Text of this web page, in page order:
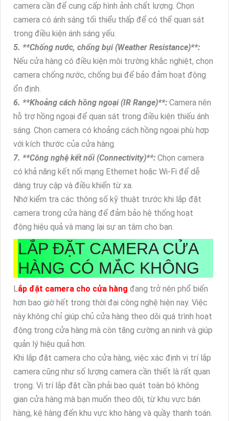
camera cần để cung cấp hình ảnh chất lượng. Chọn
camera có ánh sáng tối thiểu thấp để có thể quan sát
trong điều kiện ánh sáng yếu.
5. **Chống nước, chống bụi (Weather Resistance)**:
Nếu cửa hàng có điều kiện môi trường khắc nghiệt, chọn
camera chống nước, chống bụi để bảo đảm hoạt động
ổn định.
6. **Khoảng cách hồng ngoại (IR Range)**: Camera nên
hỗ trợ hồng ngoại để quan sát trong điều kiện thiếu ánh
sáng. Chọn camera có khoảng cách hồng ngoại phù hợp
với kích thước của cửa hàng.
7. **Công nghệ kết nối (Connectivity)**: Chọn camera
có khả năng kết nối mạng Ethernet hoặc Wi-Fi để dễ
dàng truy cập và điều khiển từ xa.
Nhớ kiểm tra các thông số kỹ thuật trước khi lắp đặt
camera trong cửa hàng để đảm bảo hệ thống hoạt
động hiệu quả và mang lại sự an tâm cho bạn.
LẮP ĐẶT CAMERA CỬA
HÀNG CÓ MẮC KHÔNG
Lắp đặt camera cho cửa hàng đang trở nên phổ biến
hơn bao giờ hết trong thời đại công nghệ hiện nay. Việc
này không chỉ giúp chủ cửa hàng theo dõi quá trình hoạt
động trong cửa hàng mà còn tăng cường an ninh và giúp
quản lý hiệu quả hơn.
Khi lắp đặt camera cho cửa hàng, việc xác định vị trí lắp
camera cũng như số lượng camera cần thiết là rất quan
trọng. Vị trí lắp đặt cần phải bao quát toàn bộ không
gian cửa hàng mà bạn muốn theo dõi, từ khu vực bán
hàng, kệ hàng đến khu vực kho hàng và quầy thanh toán.